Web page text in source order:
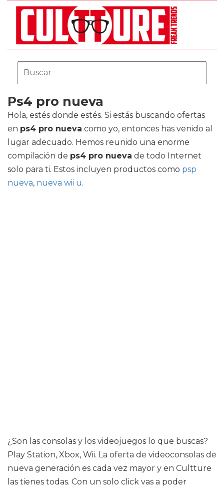
Ps4 pro nueva
Hola, estés donde estés. Si estás buscando ofertas
en ps4 pro nueva como yo, entonces has venido al
lugar adecuado. Hemos reunido una enorme
compilación de ps4 pro nueva de todo Internet
solo para ti. Estos incluyen productos como psp
nueva, nueva wii u.
¿Son las consolas y los videojuegos lo que buscas?
Play Station, Xbox, Wii. La oferta de videoconsolas de
nueva generación es cada vez mayor y en Cultture
las tienes todas. Con un solo click vas a poder